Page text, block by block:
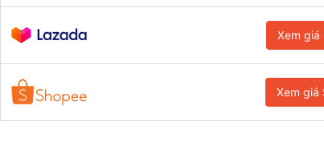
Xem giá
Xem giá